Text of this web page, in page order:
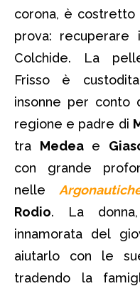
corona, è costretto
prova:
Colchide. La
Frisso è
insonne per conto
regione e padre di
tra Medeae
con grande
nelle
Rodio. La donna,
innamorata del
aiutarlo con le
tradendo la